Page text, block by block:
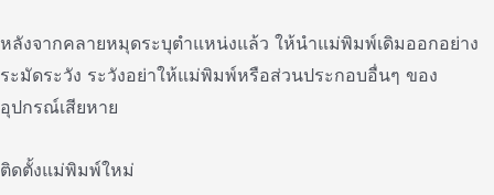
หลังจากคลายหมุดระบุตําแหน่งแล้ว ให้นําแม่พิมพ์เดิมออกอย่าง
ระมัดระวัง ระวังอย่าให้แม่พิมพ์หรือส่วนประกอบอื่นๆ ของ
อุปกรณ์เสียหาย
ติดตั้งแม่พิมพ์ใหม่